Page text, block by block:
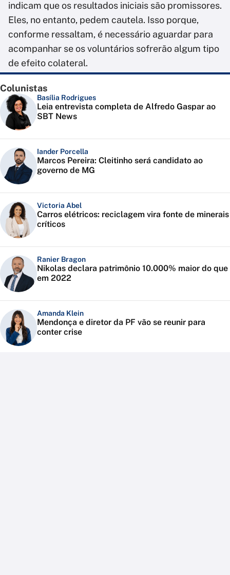
indicam que os resultados iniciais são promissores.
Eles, no entanto, pedem cautela. Isso porque,
conforme ressaltam, é necessário aguardar para
acompanhar se os voluntários sofrerão algum tipo
de efeito colateral.
Colunistas
Basília Rodrigues
Leia entrevista completa de Alfredo Gaspar ao
SBT News
Iander Porcella
Marcos Pereira: Cleitinho será candidato ao
governo de MG
Victoria Abel
Carros elétricos: reciclagem vira fonte de minerais
críticos
Ranier Bragon
Nikolas declara patrimônio 10.000% maior do que
em 2022
Amanda Klein
Mendonça e diretor da PF vão se reunir para
conter crise